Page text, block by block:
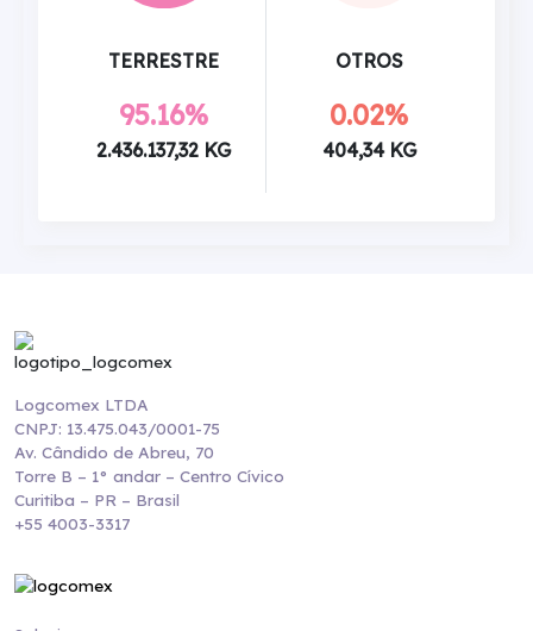
TERRESTRE
95.16%
2.436.137,32 KG
OTROS
0.02%
404,34 KG
Logcomex LTDA
CNPJ: 13.475.043/0001-75
Av. Cândido de Abreu, 70
Torre B – 1° andar – Centro Cívico
Curitiba – PR – Brasil
+55 4003-3317